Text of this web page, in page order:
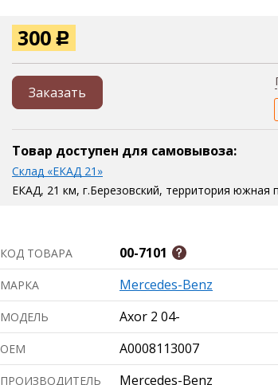
300 Р
Заказать
Товар доступен для самовывоза:
Склад «ЕКАД 21»
ЕКАД, 21 км, г.Березовский, территория южная
КОД ТОВАРА 00-7101
МАРКА Mercedes-Benz
МОДЕЛЬ Axor 2 04-
ОЕМ A0008113007
ПРОИЗВОДИТЕЛЬ Mercedes-Benz